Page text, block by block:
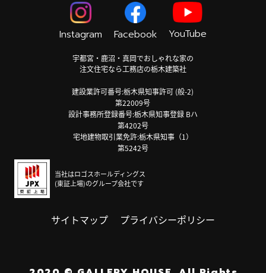
Instagram Facebook YouTube
宇都宮・鹿沼・真岡でおしゃれな家の
注文住宅なら工務店の栃木建築社
建設業許可番号:栃木県知事許可 (般-2)
第22009号
設計事務所登録番号:栃木県知事登録 Bハ
第4202号
宅地建物取引業免許:栃木県知事（1）
第5242号
当社はロゴスホールディングス
(東証上場)のグループ会社です
サイトマップ プライバシーポリシー